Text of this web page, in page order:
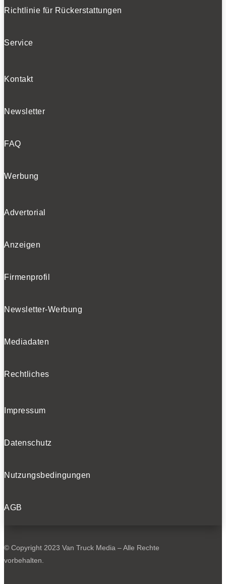
Richtlinie für Rückerstattungen
Service
Kontakt
Newsletter
FAQ
Werbung
Advertorial
Anzeigen
Firmenprofil
Newsletter-Werbung
Mediadaten
Rechtliches
Impressum
Datenschutz
Nutzungsbedingungen
AGB
© Copyright 2023 Van Truck Media – Alle Rechte
vorbehalten.